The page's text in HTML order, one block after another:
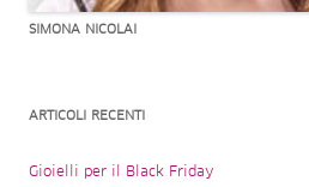
SIMONA NICOLAI
ARTICOLI RECENTI
Gioielli per il Black Friday